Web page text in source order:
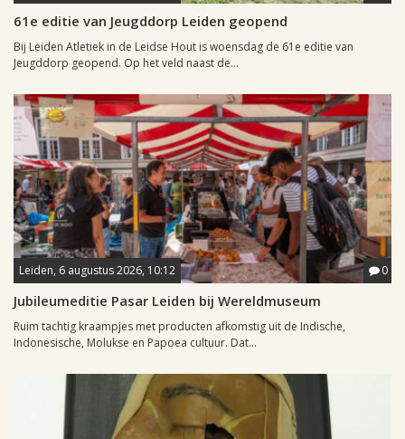
61e editie van Jeugddorp Leiden geopend
Bij Leiden Atletiek in de Leidse Hout is woensdag de 61e editie van
Jeugddorp geopend. Op het veld naast de...
Leiden, 6 augustus 2026, 10:12 0
Jubileumeditie Pasar Leiden bij Wereldmuseum
Ruim tachtig kraampjes met producten afkomstig uit de Indische,
Indonesische, Molukse en Papoea cultuur. Dat...